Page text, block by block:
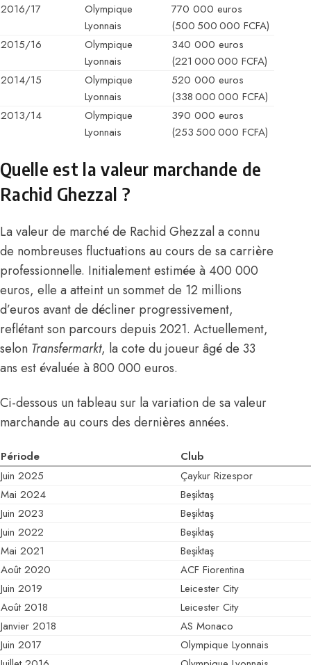
2016/17
Olympique
Lyonnais
770 000 euros
(500 500 000 FCFA)
2015/16
Olympique
Lyonnais
340 000 euros
(221 000 000 FCFA)
2014/15
Olympique
Lyonnais
520 000 euros
(338 000 000 FCFA)
2013/14
Olympique
Lyonnais
390 000 euros
(253 500 000 FCFA)
Quelle est la valeur marchande de
Rachid Ghezzal ?
La valeur de marché de Rachid Ghezzal a connu
de nombreuses fluctuations au cours de sa carrière
professionnelle. Initialement estimée à 400 000
euros, elle a atteint un sommet de 12 millions
d’euros avant de décliner progressivement,
reflétant son parcours depuis 2021. Actuellement,
selon Transfermarkt, la cote du joueur âgé de 33
ans est évaluée à 800 000 euros.
Ci-dessous un tableau sur la variation de sa valeur
marchande au cours des dernières années.
Période
Club
Juin 2025
Çaykur Rizespor
Mai 2024
Beşiktaş
Juin 2023
Beşiktaş
Juin 2022
Beşiktaş
Mai 2021
Beşiktaş
Août 2020
ACF Fiorentina
Juin 2019
Leicester City
Août 2018
Leicester City
Janvier 2018
AS Monaco
Juin 2017
Olympique Lyonnais